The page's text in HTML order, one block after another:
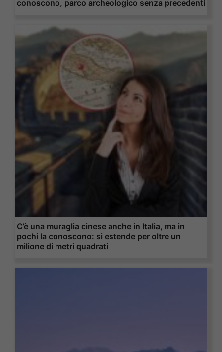
conoscono, parco archeologico senza precedenti
C’è una muraglia cinese anche in Italia, ma in
pochi la conoscono: si estende per oltre un
milione di metri quadrati